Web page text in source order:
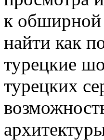
к обширной
найти как
турецкие
турецких